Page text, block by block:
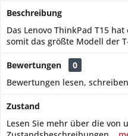
Beschreibung
Das Lenovo ThinkPad T15
somit das größte Modell der
Bewertungen
0
Bewertungen lesen,
Zustand
Lesen Sie mehr über die von